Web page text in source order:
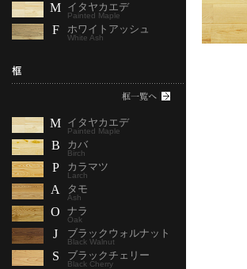
M イタヤカエデ
Painted Maple
F ホワイトアッシュ
White Ash
M イタヤカエデ
Painted Maple
B カバ
Birch
P カラマツ
Larch
A タモ
Ash
O ナラ
Oak
J ブラックウォルナット
Black Walnut
S ブラックチェリー
Black Cherry